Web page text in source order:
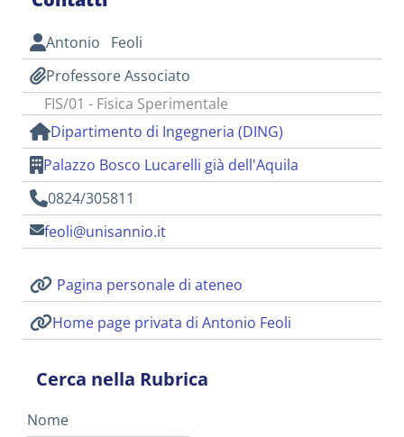
Antonio Feoli
Professore Associato
FIS/01 - Fisica Sperimentale
Dipartimento di Ingegneria (DING)
Palazzo Bosco Lucarelli già dell'Aquila
0824/305811
feoli@unisannio.it
Pagina personale di ateneo
Home page privata di Antonio Feoli
Cerca nella Rubrica
Nome